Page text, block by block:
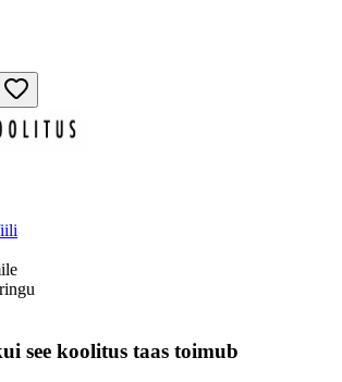
see koolitus taas toimub